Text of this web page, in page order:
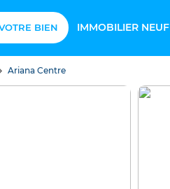
BIEN IMMOBILIER NEUF
Ariana Centre